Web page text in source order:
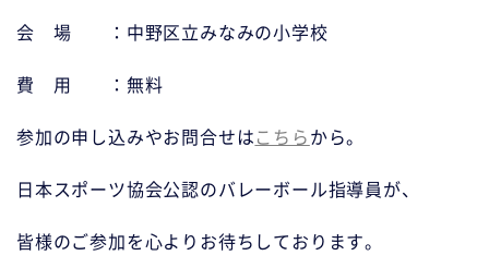
会　場　　：中野区立みなみの小学校
費　用　　：無料
参加の申し込みやお問合せは こちら から。
日本スポーツ協会公認のバレーボール指導員が、
皆様のご参加を心よりお待ちしております。